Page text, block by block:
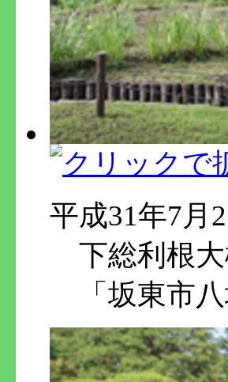
平成31年7月2
下総利根大
「坂東市八